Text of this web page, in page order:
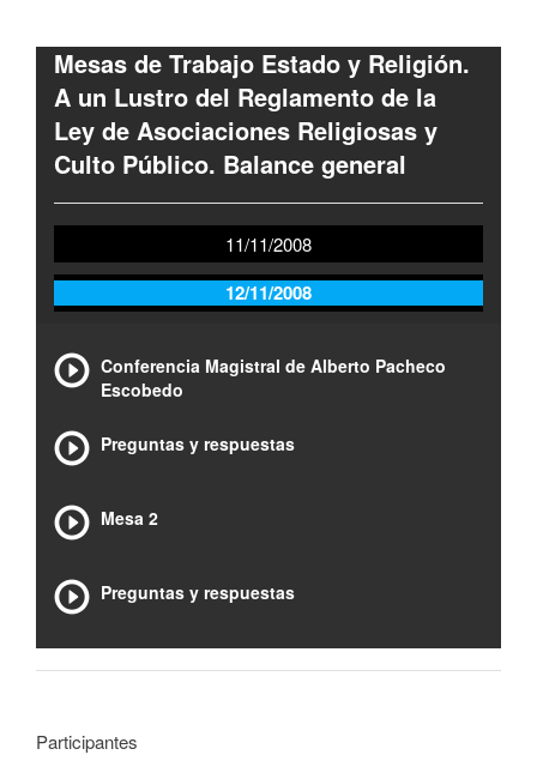
Mesas de Trabajo Estado y Religión.
A un Lustro del Reglamento de la
Ley de Asociaciones Religiosas y
Culto Público. Balance general
11/11/2008
12/11/2008
Conferencia Magistral de Alberto Pacheco
Escobedo
Preguntas y respuestas
Mesa 2
Preguntas y respuestas
Participantes